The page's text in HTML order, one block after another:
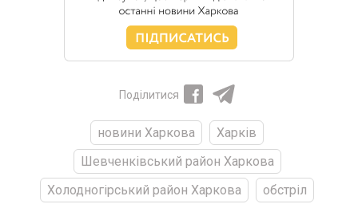
Поділитися
новини Харкова
Харків
Шевченківський район Харкова
Холодногірський район Харкова
обстріл